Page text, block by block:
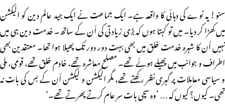
سنو! یہ نوے کی دہائی کا واقعہ ہے۔ ایک جماعت نے ایک جید عالم دین کو الیکشن
میں کھڑا کر دیا۔ میں تو کہتا ہوں کہ بڑی زیادتی کی اُن کے ساتھ۔ خدمت دین ہی میں
نہیں اُن کا شہرہ خدمت خلق میں بھی بہت دور دور تک پھیلا ہوا تھا۔ معتقدین بھی
اطراف و جوانب میں پھیلے ہوئے تھے۔ مصلح معاشرہ تھے، خادم خلق تھے، قومی، ملی
و سیاسی معاملات پر گہری نظر رکھتے تھے، مگر الیکشن و لیکشن اُن کے بس کی بات نہ
تھی۔ کیوں؟ کیوں کہ … ’وہ سچی بات سر عام کرتے پھرتے تھے۔‘